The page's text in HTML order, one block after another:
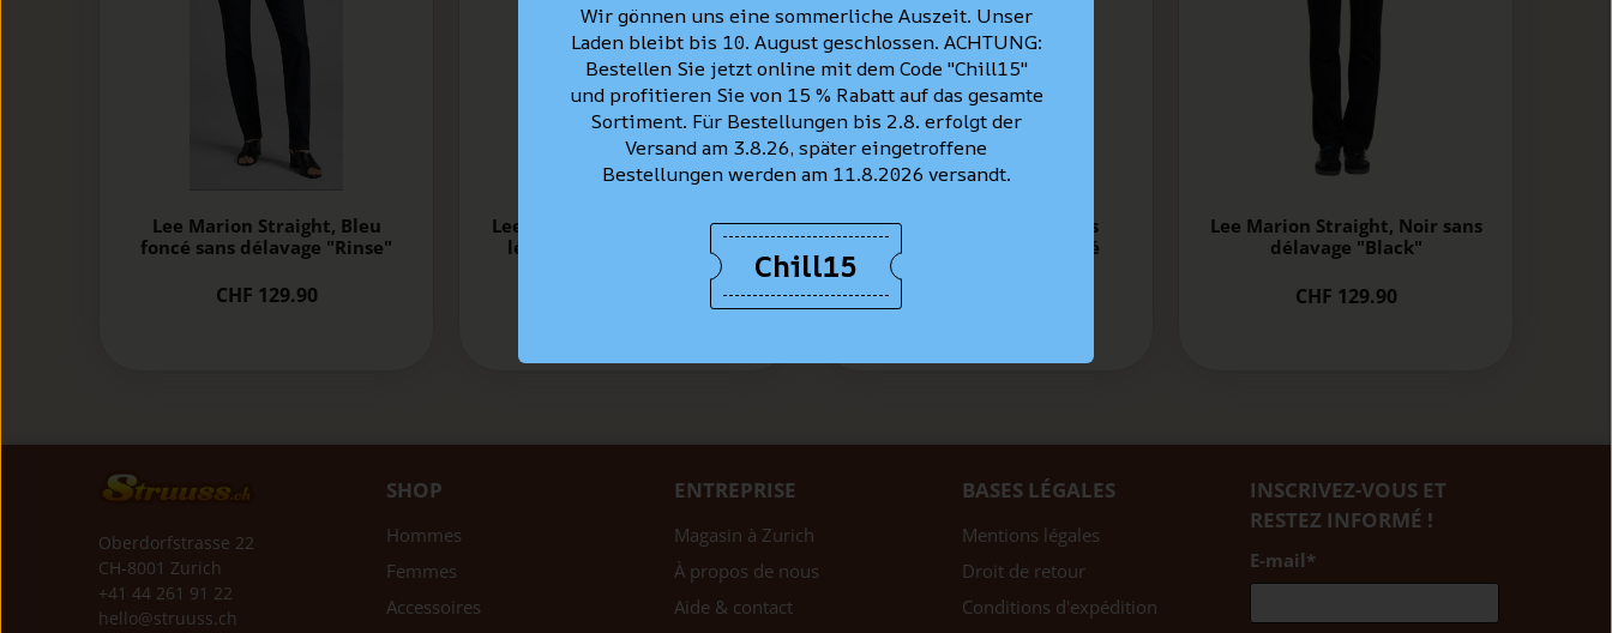
Lee Marion Straight, Bleu
foncé sans délavage "Rinse"
CHF 129.90
Lee Marion Straight, Gris clair
légèrement délavé "Laney
Lee Marion Straight, Gris
foncé légèrement délavé
"Middle Of The Night"
CHF 69.90
Lee Marion Straight, Noir sans
délavage "Black"
CHF 129.90
Oberdorfstrasse 22
CH-8001 Zurich
+41 44 261 91 22
hello@struuss.ch
SHOP
Hommes
Femmes
Accessoires
ENTREPRISE
Magasin à Zurich
À propos de nous
Aide & contact
BASES LÉGALES
Mentions légales
Droit de retour
Conditions d'expédition
INSCRIVEZ-VOUS ET
RESTEZ INFORMÉ !
E-mail*
Wir gönnen uns eine sommerliche Auszeit. Unser
Laden bleibt bis 10. August geschlossen. ACHTUNG:
Bestellen Sie jetzt online mit dem Code "Chill15"
und profitieren Sie von 15 % Rabatt auf das gesamte
Sortiment. Für Bestellungen bis 2.8. erfolgt der
Versand am 3.8.26, später eingetroffene
Bestellungen werden am 11.8.2026 versandt.
Chill15